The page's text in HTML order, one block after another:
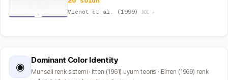
Viénot et al. (1999) DOI ↗
◉
Dominant Color Identity
Munsell renk sistemi · Itten (1961) uyum teorisi · Birren (1969) renk